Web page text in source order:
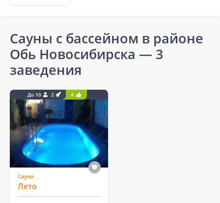
Сауны с бассейном в районе
Обь Новосибирска — 3
заведения
До 10 2 4
Сауна
Лето